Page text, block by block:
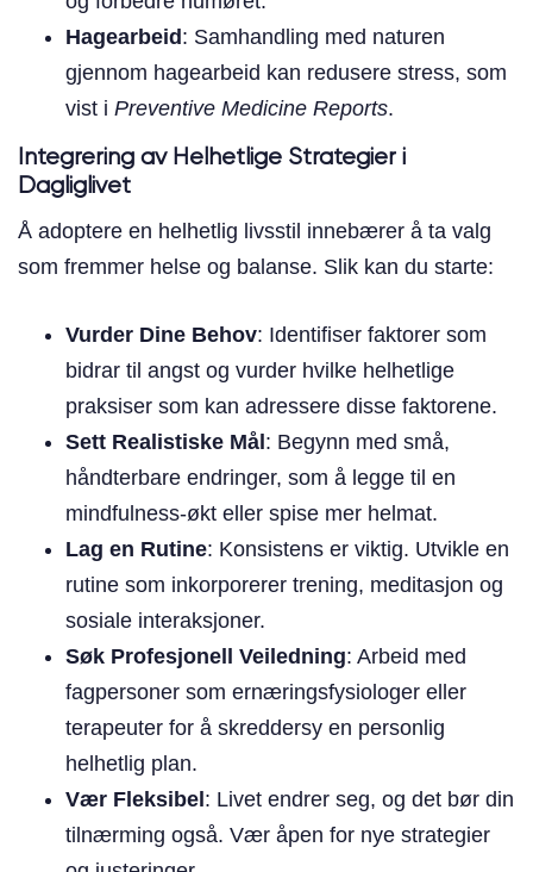
Hagearbeid: Samhandling med naturen
gjennom hagearbeid kan redusere stress, som
vist i Preventive Medicine Reports.
Integrering av Helhetlige Strategier i
Dagliglivet
Å adoptere en helhetlig livsstil innebærer å ta valg
som fremmer helse og balanse. Slik kan du starte:
Vurder Dine Behov: Identifiser faktorer som
bidrar til angst og vurder hvilke helhetlige
praksiser som kan adressere disse faktorene.
Sett Realistiske Mål: Begynn med små,
håndterbare endringer, som å legge til en
mindfulness-økt eller spise mer helmat.
Lag en Rutine: Konsistens er viktig. Utvikle en
rutine som inkorporerer trening, meditasjon og
sosiale interaksjoner.
Søk Profesjonell Veiledning: Arbeid med
fagpersoner som ernæringsfysiologer eller
terapeuter for å skreddersy en personlig
helhetlig plan.
Vær Fleksibel: Livet endrer seg, og det bør din
tilnærming også. Vær åpen for nye strategier